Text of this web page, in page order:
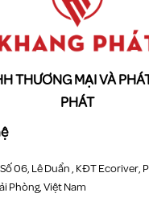
THƯƠNG MẠI VÀ
PHÁT
06, Lê Duẩn , KĐT Ecoriver,
Phòng, Việt Nam